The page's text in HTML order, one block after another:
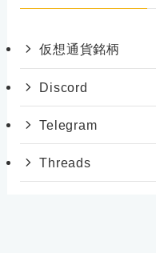
仮想通貨銘柄
Discord
Telegram
Threads